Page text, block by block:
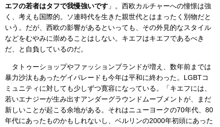
エフの若者はタフで我慢強いです 」。西欧カルチャーへの憧憬は強
く、考えも国際的。ソ連時代を生きた親世代とはまったく別物だと
いう。だが、西欧の影響があるといっても、その外見的なスタイル
などをむやみに崇めることはしない。キエフはキエフであるべき
だ、と自負しているのだ。
タトゥーショップやファッションブランドが増え、数年前までは
暴力沙汰もあったゲイパレードも今年は平和に終わった。LGBTコ
ミュニティに対しても少しずつ寛容になっている。「キエフには、
若いエナジーが生み出すアンダーグラウンドムーブメントが、まだ
新しいことが起こる余地がある。それはニューヨークの70年代、80
年代にあったものかもしれないし、ベルリンの2000年初頭にあった